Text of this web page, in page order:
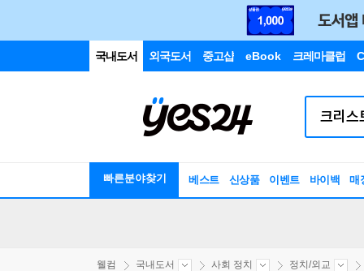
국내도서 외국도서 중고샵 eBook 크레마클럽
빠른분야찾기 베스트 신상품 이벤트 바이백 매
웰컴 국내도서 사회 정치 정치/외교